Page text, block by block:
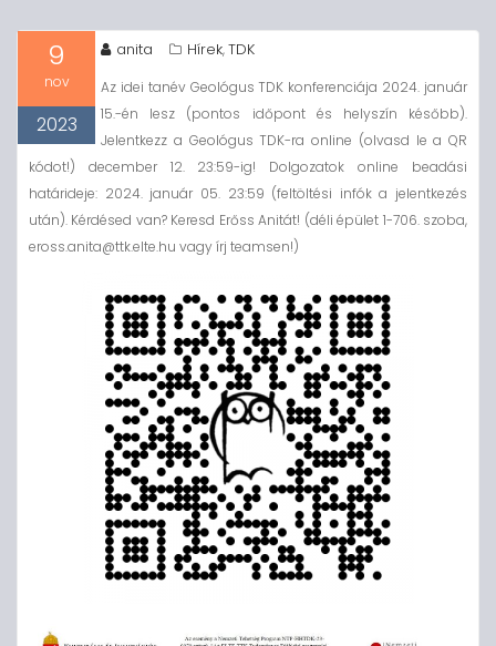
9
nov
2023
anita Hírek,TDK
Az idei tanév Geológus TDK konferenciája 2024. január
15.-én lesz (pontos időpont és helyszín később).
Jelentkezz a Geológus TDK-ra online (olvasd le a QR
kódot!) december 12. 23:59-ig! Dolgozatok online beadási
határideje: 2024. január 05. 23:59 (feltöltési infók a jelentkezés
után). Kérdésed van? Keresd Erőss Anitát! (déli épület 1-706. szoba,
eross.anita@ttk.elte.hu vagy írj teamsen!)